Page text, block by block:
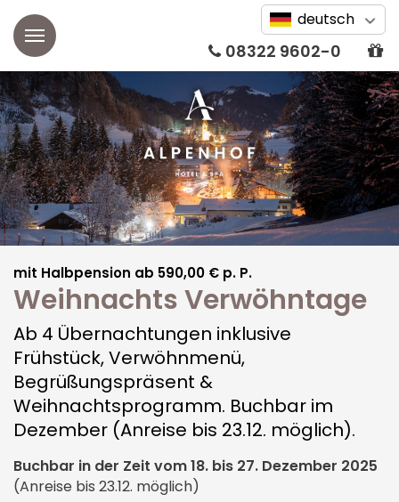
deutsch
08322 9602-0
Alpenhof
Aktuelles
Unsere Geschichte
Webcam
Bildergalerie
Wissenswertes
Auszeichnungen
Zimmer
Doppelzimmer
Einzelzimmer
Alpin Studios & SPA
Apartments
Wellness
Alp SPA
Wellnessbehandlungen
Beauty & Kosmetik
Osteopathie & Physiotherapie
Friseurdienstleistungen
Yoga
Restaurant
Kulinarischer Kalender
Vitales Frühstücksbuffet
Verwöhnmenü
Grillabende
Oktoberfestabende
Harmonische Harfenabende
Angebote
Frühling
Sommer
Herbst
Winter
Tagung
Tagungsräume
Tagungspauschalen
Technik & Ausstattung
Teamevents
Karriere
Stellenangebote
Oberstdorf
Gästepass
Wanderurlaub
mit Halbpension ab 590,00 € p. P.
Weihnachts Verwöhntage
Ab 4 Übernachtungen inklusive
Frühstück, Verwöhnmenü,
Begrüßungspräsent &
Weihnachtsprogramm. Buchbar im
Dezember (Anreise bis 23.12. möglich).
Buchbar in der Zeit vom 18. bis 27. Dezember 2025
(Anreise bis 23.12. möglich)